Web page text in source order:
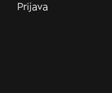
Prijava